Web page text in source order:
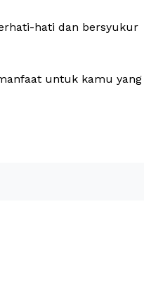
hati dan bersyukur
untuk kamu yang